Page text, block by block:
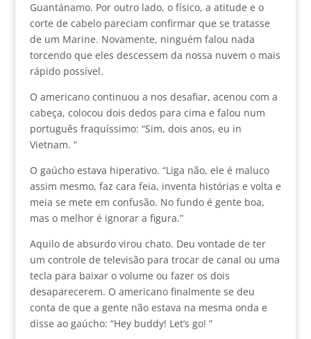
Guantánamo. Por outro lado, o físico, a atitude e o
corte de cabelo pareciam confirmar que se tratasse
de um Marine. Novamente, ninguém falou nada
torcendo que eles descessem da nossa nuvem o mais
rápido possível.
O americano continuou a nos desafiar, acenou com a
cabeça, colocou dois dedos para cima e falou num
português fraquíssimo: “Sim, dois anos, eu in
Vietnam. ”
O gaúcho estava hiperativo. “Liga não, ele é maluco
assim mesmo, faz cara feia, inventa histórias e volta e
meia se mete em confusão. No fundo é gente boa,
mas o melhor é ignorar a figura.”
Aquilo de absurdo virou chato. Deu vontade de ter
um controle de televisão para trocar de canal ou uma
tecla para baixar o volume ou fazer os dois
desaparecerem. O americano finalmente se deu
conta de que a gente não estava na mesma onda e
disse ao gaúcho: “Hey buddy! Let’s go! ”